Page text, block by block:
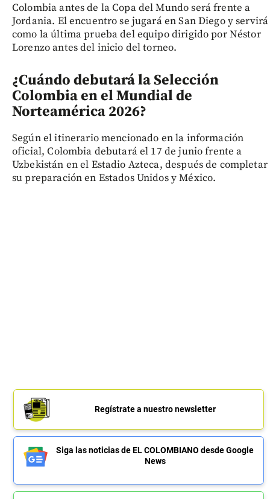
Colombia antes de la Copa del Mundo será frente a
Jordania. El encuentro se jugará en San Diego y servirá
como la última prueba del equipo dirigido por Néstor
Lorenzo antes del inicio del torneo.
¿Cuándo debutará la Selección
Colombia en el Mundial de
Norteamérica 2026?
Según el itinerario mencionado en la información
oficial, Colombia debutará el 17 de junio frente a
Uzbekistán en el Estadio Azteca, después de completar
su preparación en Estados Unidos y México.
Regístrate a nuestro newsletter
Siga las noticias de EL COLOMBIANO desde Google
News